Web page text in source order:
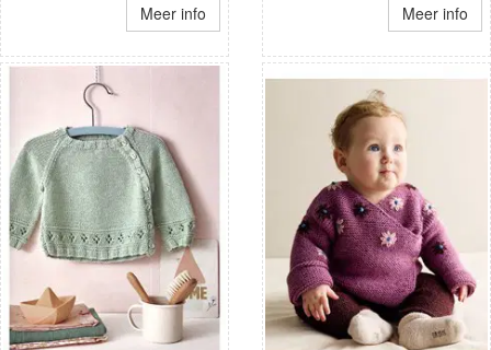
Meer info Meer info